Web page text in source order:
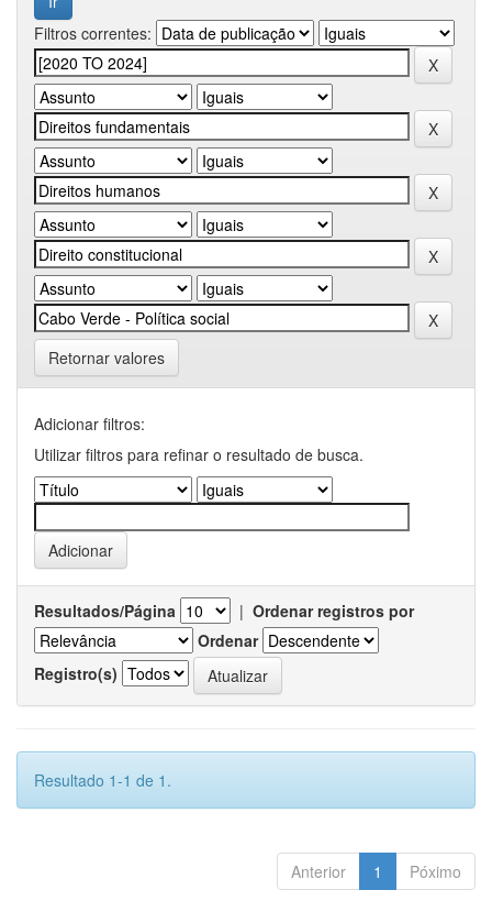
Filtros correntes:
Retornar valores
Adicionar filtros:
Utilizar filtros para refinar o resultado de busca.
Resultados/Página | Ordenar registros por
Ordenar
Registro(s)
Resultado 1-1 de 1.
Anterior 1 Póximo